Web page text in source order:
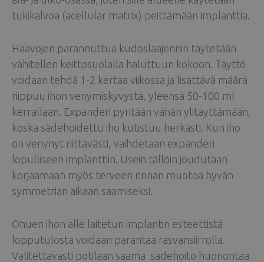
tukikalvoa (acellular matrix) peittämään implanttia.
Haavojen parannuttua kudoslaajennin täytetään
vähitellen keittosuolalla haluttuun kokoon. Täyttö
voidaan tehdä 1-2 kertaa viikossa ja lisättävä määrä
riippuu ihon venymiskyvystä, yleensä 50-100 ml
kerrallaan. Expanderi pyritään vähän ylitäyttämään,
koska sädehoidettu iho kutistuu herkästi. Kun iho
on venynyt riittävästi, vaihdetaan expanderi
lopulliseen implanttiin. Usein tällöin joudutaan
korjaamaan myös terveen rinnan muotoa hyvän
symmetrian aikaan saamiseksi.
Ohuen ihon alle laitetun implantin esteettistä
lopputulosta voidaan parantaa rasvansiirrolla.
Valitettavasti potilaan saama sädehoito huonontaa